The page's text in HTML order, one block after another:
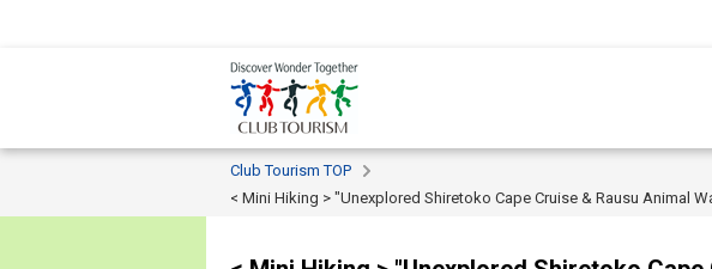
Club Tourism TOP
< Mini Hiking > "Unexplored Shiretoko Cape Cruise & Rausu Animal